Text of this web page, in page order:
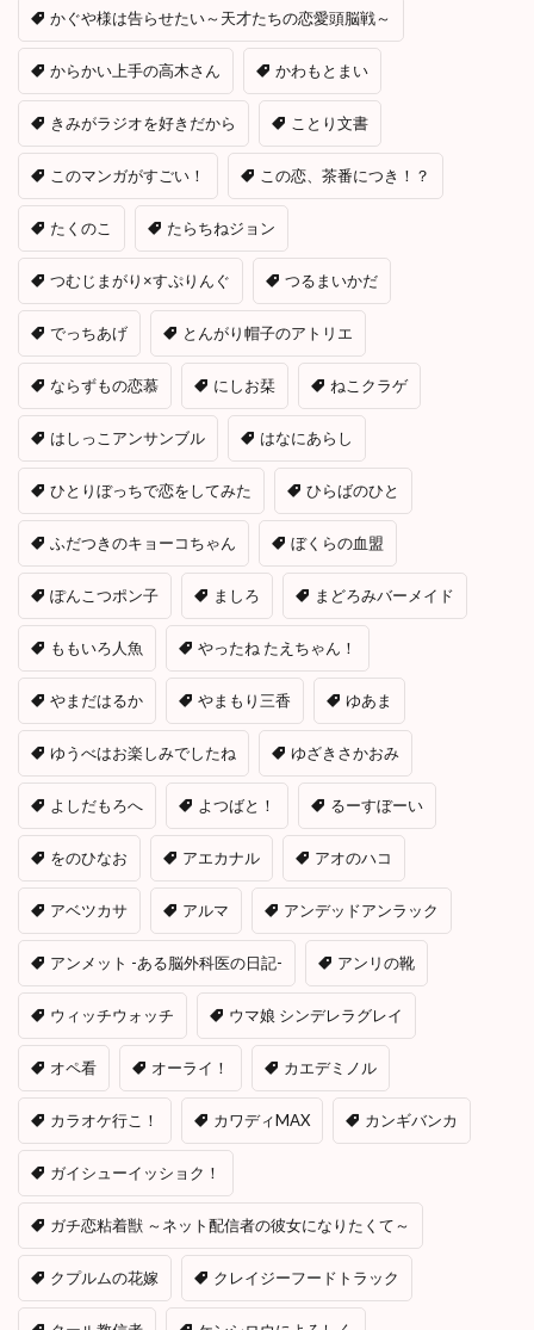
かぐや様は告らせたい～天才たちの恋愛頭脳戦～
からかい上手の高木さん かわもとまい
きみがラジオを好きだから ことり文書
このマンガがすごい！ この恋、茶番につき！？
たくのこ たらちねジョン
つむじまがり×すぷりんぐ つるまいかだ
でっちあげ とんがり帽子のアトリエ
ならずもの恋慕 にしお栞 ねこクラゲ
はしっこアンサンブル はなにあらし
ひとりぼっちで恋をしてみた ひらばのひと
ふだつきのキョーコちゃん ぼくらの血盟
ぽんこつポン子 ましろ まどろみバーメイド
ももいろ人魚 やったね たえちゃん！
やまだはるか やまもり三香 ゆあま
ゆうべはお楽しみでしたね ゆざきさかおみ
よしだもろへ よつばと！ るーすぼーい
をのひなお アエカナル アオのハコ
アベツカサ アルマ アンデッドアンラック
アンメット -ある脳外科医の日記- アンリの靴
ウィッチウォッチ ウマ娘 シンデレラグレイ
オペ看 オーライ！ カエデミノル
カラオケ行こ！ カワディMAX カンギバンカ
ガイシューイッショク！
ガチ恋粘着獣 ～ネット配信者の彼女になりたくて～
クプルムの花嫁 クレイジーフードトラック